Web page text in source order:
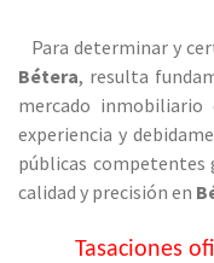
Para determinar y
Bétera, resulta
mercado inmobiliario
experiencia y
públicas competentes
calidad y precisión en
Tasaciones